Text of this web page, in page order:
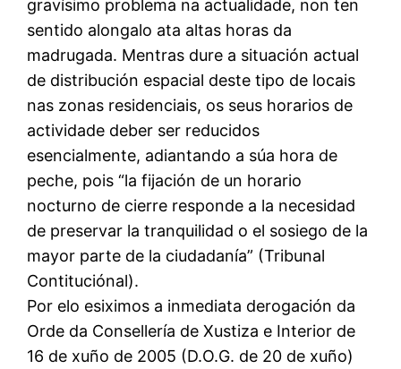
gravísimo problema na actualidade, non ten
sentido alongalo ata altas horas da
madrugada. Mentras dure a situación actual
de distribución espacial deste tipo de locais
nas zonas residenciais, os seus horarios de
actividade deber ser reducidos
esencialmente, adiantando a súa hora de
peche, pois “la fijación de un horario
nocturno de cierre responde a la necesidad
de preservar la tranquilidad o el sosiego de la
mayor parte de la ciudadanía” (Tribunal
Contituciónal).
Por elo esiximos a inmediata derogación da
Orde da Consellería de Xustiza e Interior de
16 de xuño de 2005 (D.O.G. de 20 de xuño)